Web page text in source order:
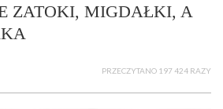
ZATOKI, MIGDAŁKI, A
PRZECZYTANO 197 424 RAZY